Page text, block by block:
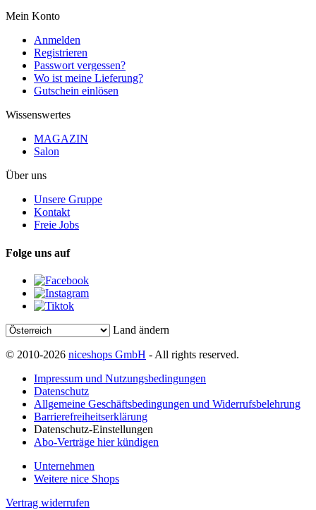
Mein Konto
Anmelden
Registrieren
Passwort vergessen?
Wo ist meine Lieferung?
Gutschein einlösen
Wissenswertes
MAGAZIN
Salon
Über uns
Unsere Gruppe
Kontakt
Freie Jobs
Folge uns auf
Land ändern
© 2010-2026 niceshops GmbH - All rights reserved.
Impressum und Nutzungsbedingungen
Datenschutz
Allgemeine Geschäftsbedingungen und Widerrufsbelehrung
Barrierefreiheitserklärung
Datenschutz-Einstellungen
Abo-Verträge hier kündigen
Unternehmen
Weitere nice Shops
Vertrag widerrufen